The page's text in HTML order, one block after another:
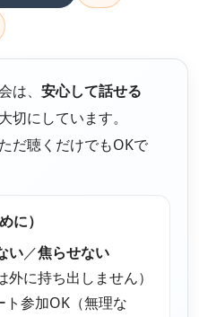
は、安心して話せる
切にしています。
だ聴くだけでもOKで
に）
い／焦らせない
に持ち出しません）
ト参加OK（無理な
たくなる魔法の言葉
不登校の見え方が変わ
さないで！親子であっ
こと
見る
高校受験ガイド｜フリ
・通信制
びの場
高卒認定試験【国語
制度
見る
休むことの意味と親が
不登校の見え方が変わ
と思える場所です
見る